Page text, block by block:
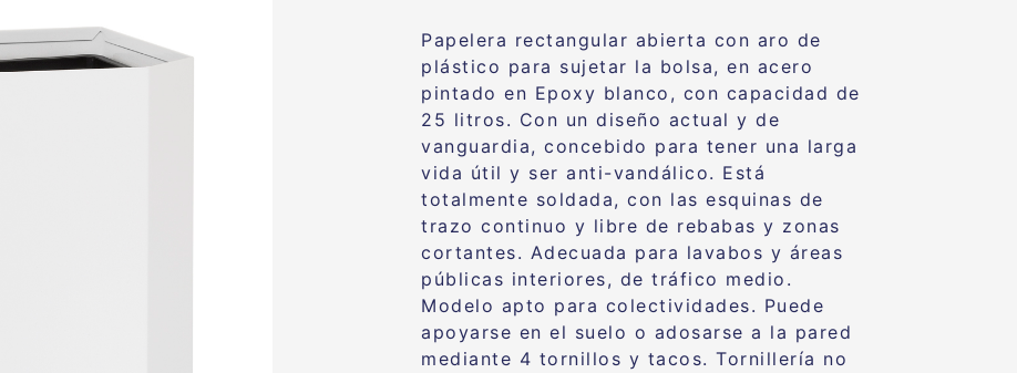
Papelera rectangular abierta con aro de
plástico para sujetar la bolsa, en acero
pintado en Epoxy blanco, con capacidad de
25 litros. Con un diseño actual y de
vanguardia, concebido para tener una larga
vida útil y ser anti-vandálico. Está
totalmente soldada, con las esquinas de
trazo continuo y libre de rebabas y zonas
cortantes. Adecuada para lavabos y áreas
públicas interiores, de tráfico medio.
Modelo apto para colectividades. Puede
apoyarse en el suelo o adosarse a la pared
mediante 4 tornillos y tacos. Tornillería no